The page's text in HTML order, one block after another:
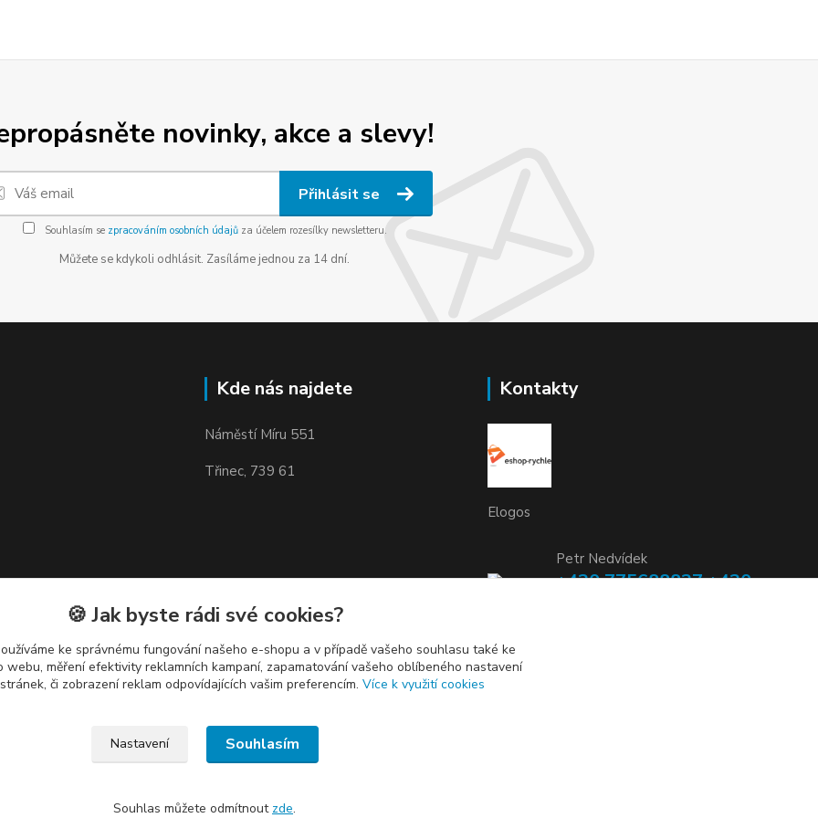
novinky, akce a slevy!
Přihlásit se
Souhlasím se zpracováním osobních údajůza účelem rozesílky newsletteru.
Můžete se kdykoli odhlásit. Zasíláme jednou za 14 dní.
Kde nás najdete
Náměstí Míru 551
Třinec, 739 61
Kontakty
Elogos
Petr Nedvídek
+420 775688827 +420
info@elogos.cz
🍪 Jak byste rádi své cookies?
ke správnému fungování našeho e-shopu a v případě vašeho souhlasu také ke
měření efektivity reklamních kampaní, zapamatování vašeho oblíbeného nastavení
či zobrazení reklam odpovídajících vašim preferencím. Více k využití cookies
Nastavení Souhlasím
Souhlas můžete odmítnout zde.